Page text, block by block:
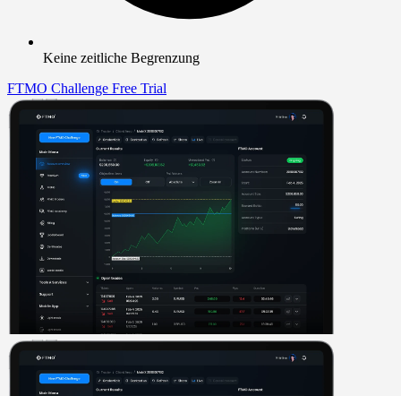
Keine zeitliche Begrenzung
FTMO Challenge Free Trial